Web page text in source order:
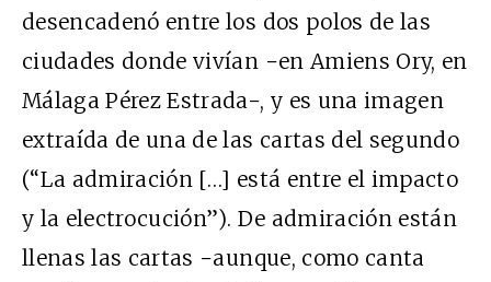
desencadenó entre los dos polos de las
ciudades donde vivían −en Amiens Ory, en
Málaga Pérez Estrada−, y es una imagen
extraída de una de las cartas del segundo
(“La admiración […] está entre el impacto
y la electrocución”). De admiración están
llenas las cartas −aunque, como canta